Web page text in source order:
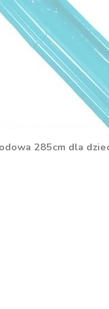
FEBER Wielka Zjeżdżalnia Ogrodowa 285cm dla